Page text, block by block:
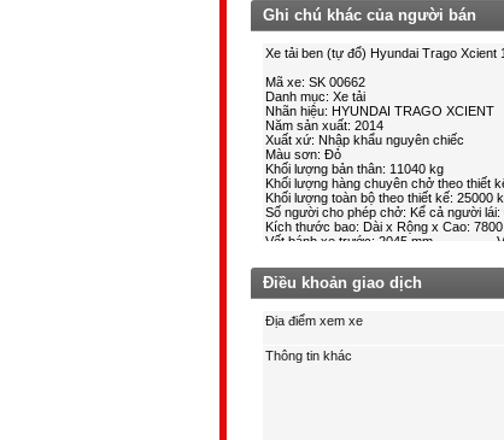
Ghi chú khác của người bán
Điều khoản giao dịch
Địa điểm xem xe
Thông tin khác